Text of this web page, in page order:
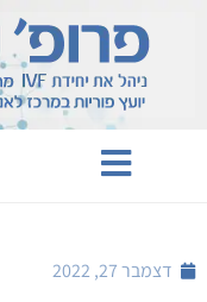
דצמבר 27, 2022